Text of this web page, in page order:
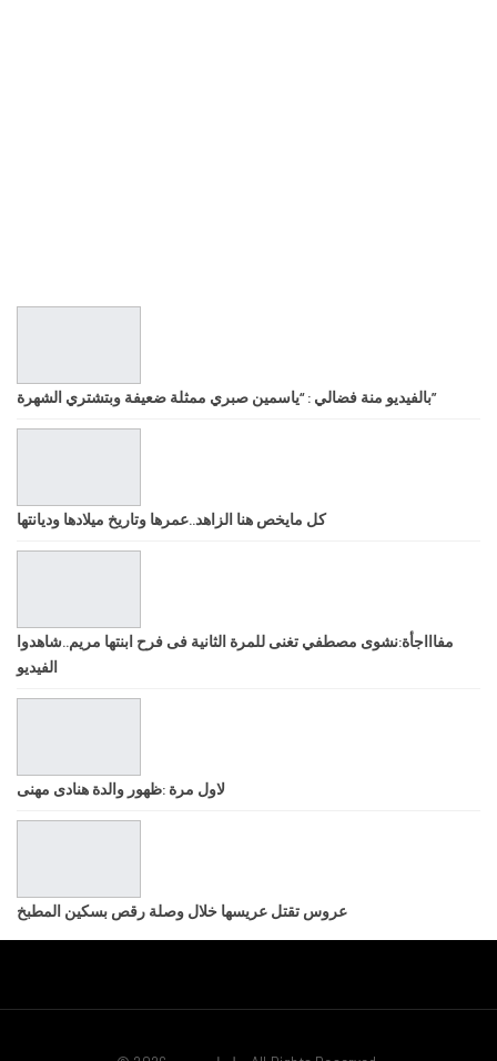
بالفيديو منة فضالي : “ياسمين صبري ممثلة ضعيفة وبتشتري الشهرة”
كل مايخص هنا الزاهد..عمرها وتاريخ ميلادها وديانتها
مفاااجأة:نشوى مصطفي تغنى للمرة الثانية فى فرح ابنتها مريم..شاهدوا
الفيديو
لاول مرة :ظهور والدة هنادى مهنى
عروس تقتل عريسها خلال وصلة رقص بسكين المطبخ